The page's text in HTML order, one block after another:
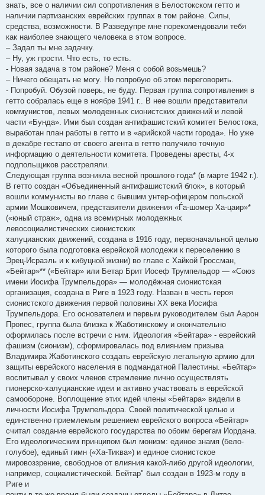
знать, все о наличии сил сопротивления в Белостокском гетто и
наличии партизанских еврейских группах в том районе. Силы,
средства, возможности. В Разведупре мне порекомендовали тебя
как наиболее знающего человека в этом вопросе.
– Задал ты мне задачку.
– Ну, уж прости. Что есть, то есть.
- Новая задача в том районе? Меня с собой возьмешь?
– Ничего обещать не могу. Но попробую об этом переговорить.
- Попробуй. Обузой поверь, не буду. Первая группа сопротивления в
гетто собралась еще в ноябре 1941 г.. В нее вошли представители
коммунистов, левых молодежных сионистских движений и левой
части «Бунда». Ими был создан антифашистский комитет Белостока,
выработан план работы в гетто и в «арийской части города». Но уже
в декабре гестапо от своего агента в гетто получило точную
информацию о деятельности комитета. Проведены аресты, 4-х
подпольщиков расстреляли.
Следующая группа возникла весной прошлого года* (в марте 1942 г.).
В гетто создан «Объединенный антифашистский блок», в который
вошли коммунисты во главе с бывшим унтер-офицером польской
армии Мошковичем, представители движения «Ѓа-шомер Ха-цаир»*
(«юный страж», одна из всемирных молодежных
левосоциалистических сионистских
халуцианских движений, создана в 1916 году, первоначальной целью
которого была подготовка еврейской молодежи к переселению в
Эрец-Исраэль и к кибуцной жизни) во главе с Хайкой Гроссман,
«Бейтар»** («Бейтар» или Бетар Брит Иосеф Трумпельдор — «Союз
имени Иосифа Трумпельдора» — молодёжная сионистская
организация, создана в Риге в 1923 году. Назван в честь героя
сионистского движения первой половины XX века Иосифа
Трумпельдора. Его основателем и первым руководителем был Аарон
Пропес, группа была близка к Жаботинскому и окончательно
оформилась после встречи с ним. Идеология «Бейтара» - еврейский
фашизм (сионизм), сформировалась под влиянием призыва
Владимира Жаботинского создать еврейскую легальную армию для
защиты еврейского населения в подмандатной Палестины. «Бейтар»
воспитывал у своих членов стремление лично осуществлять
пионерско-халуцианские идеи и активно участвовать в еврейской
самообороне. Воплощение этих идей члены «Бейтара» видели в
личности Иосифа Трумпельдора. Своей политической целью и
единственно приемлемым решением еврейского вопроса «Бейтар»
считал создание еврейского государства по обоим берегам Иордана.
Его идеологическим принципом был монизм: единое знамя (бело-
голубое), единый гимн («Ха-Тиква») и единое сионистское
мировоззрение, свободное от влияния какой-либо другой идеологии,
например, социалистической. Бейтар" был создан в 1923-м году в
Риге и